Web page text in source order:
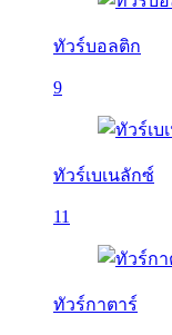
ทัวร์บอลติก
9
ทัวร์เบเนลักซ์
11
ทัวร์กาตาร์